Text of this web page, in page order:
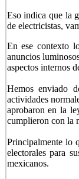
Eso indica que la
de electricistas,
En ese contexto
anuncios
aspectos internos
Hemos enviado
actividades
aprobaron en la
cumplieron con la
Principalmente lo
electorales para
mexicanos.